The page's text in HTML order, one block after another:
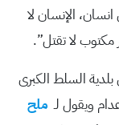
الإنسان لا
مكتوب لا تقتل”.
السلط الكبرى
ويقول لـ ملح